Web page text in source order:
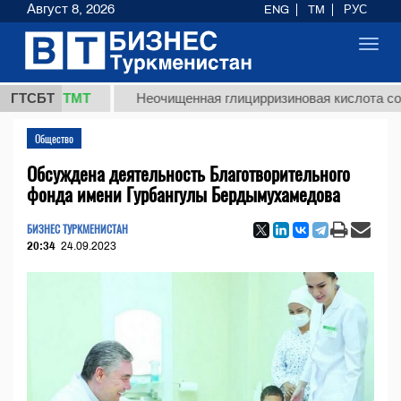
ГТСБТ
ТМТ Неочищенная глицирризиновая кислота
Общество
Обсуждена деятельность Благотворительного
фонда имени Гурбангулы Бердымухамедова
БИЗНЕС ТУРКМЕНИСТАН
20:34 24.09.2023
Август 8, 2026 ENG TM РУС